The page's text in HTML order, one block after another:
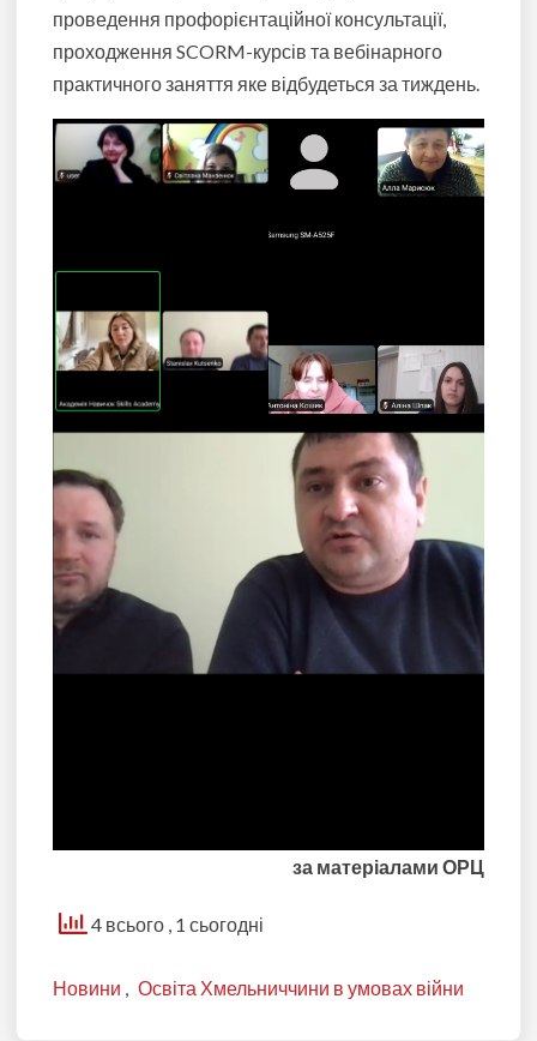
проведення профорієнтаційної консультації,
проходження SCORM-курсів та вебінарного
практичного заняття яке відбудеться за тиждень.
за матеріалами ОРЦ
4 всього , 1 сьогодні
Новини , Освіта Хмельниччини в умовах війни